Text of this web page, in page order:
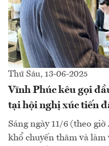
Thứ Sáu, 13-06-2025
Vĩnh Phúc kêu gọi
tại hội nghị xúc tiến
Sáng ngày 11/6 (theo
khổ chuyến thăm và làm